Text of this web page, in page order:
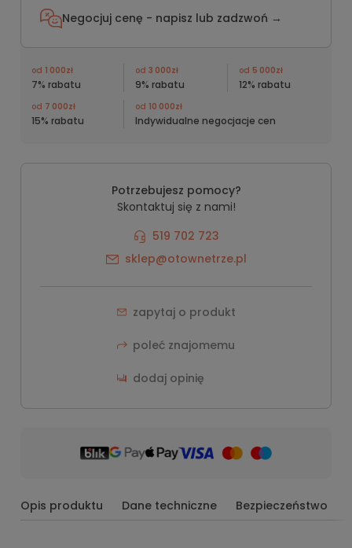
Negocjuj cenę - napisz lub zadzwoń →
od 1 000zł
7% rabatu
od 3 000zł
9% rabatu
od 5 000zł
12% rabatu
od 7 000zł
15% rabatu
od 10 000zł
Indywidualne negocjacje cen
Potrzebujesz pomocy?
Skontaktuj się z nami!
519 702 723
sklep@otownetrze.pl
zapytaj o produkt
poleć znajomemu
dodaj opinię
Opis produktu Dane techniczne Bezpieczeństwo